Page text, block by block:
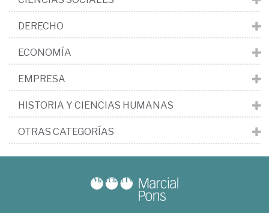
DERECHO
ECONOMÍA
EMPRESA
HISTORIA Y CIENCIAS HUMANAS
OTRAS CATEGORÍAS